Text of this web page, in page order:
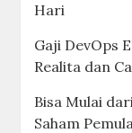
Hari
Gaji DevOps
Realita dan
Bisa Mulai
Saham